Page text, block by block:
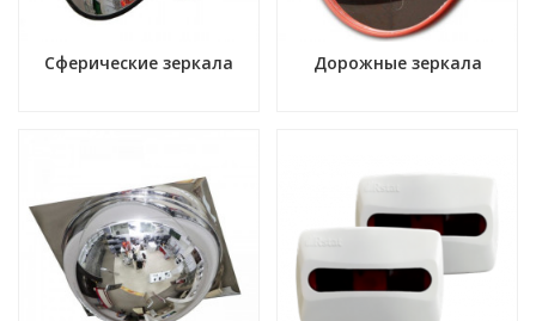
Сферические зеркала Дорожные зеркала